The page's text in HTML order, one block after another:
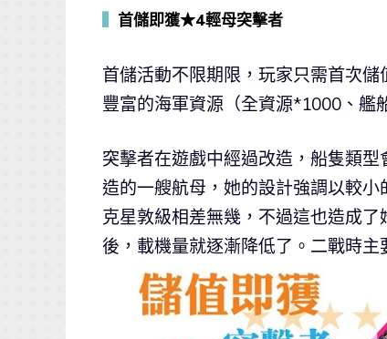
首儲即獲★4輕母突擊者
首儲活動不限期限，玩家只需首次
豐富的海軍資源（全資源*1000、艦
突擊者在遊戲中經過改造，船隻類
造的一艘航母，她的設計強調以較
克星敦級相差無幾，不過這也造成
後，載機量就逐漸降低了。二戰時